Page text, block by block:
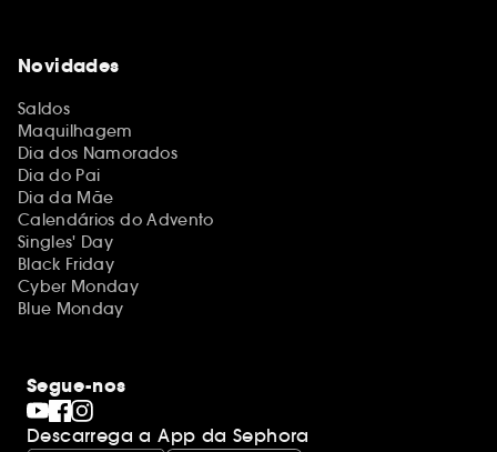
Novidades
Saldos
Maquilhagem
Dia dos Namorados
Dia do Pai
Dia da Mãe
Calendários do Advento
Singles' Day
Black Friday
Cyber Monday
Blue Monday
Segue-nos
Descarrega a App da Sephora